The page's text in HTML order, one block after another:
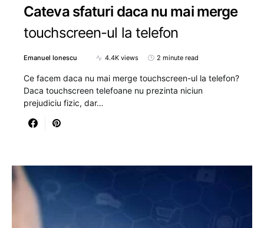
Cateva sfaturi daca nu mai merge
touchscreen-ul la telefon
Emanuel Ionescu 4.4K views 2 minute read
Ce facem daca nu mai merge touchscreen-ul la telefon?
Daca touchscreen telefoane nu prezinta niciun
prejudiciu fizic, dar…